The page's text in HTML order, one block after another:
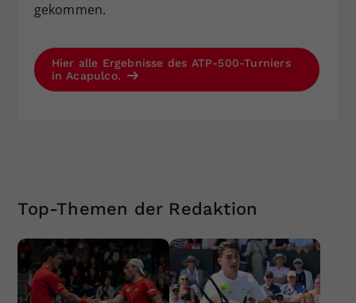
gekommen.
Hier alle Ergebnisse des ATP-500-Turniers
in Acapulco.
Top-Themen der Redaktion